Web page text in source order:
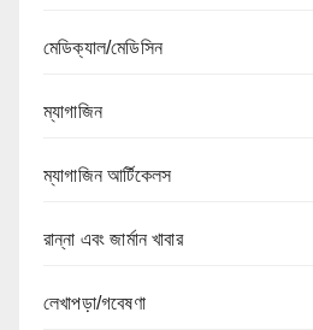
মেডিক্যাল/মেডিসিন
ম্যাগাজিন
ম্যাগাজিন আর্টিকেলস
রান্না এবং জার্মান খাবার
লেখাপড়া/গবেষণা